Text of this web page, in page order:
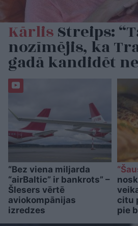
KārlisStreips:
nozīmējis, ka
gadā kandidēt
“Bez viena miljarda
“airBaltic” ir bankrots” –
Šlesers vērtē
aviokompānijas
izredzes
citu
pie